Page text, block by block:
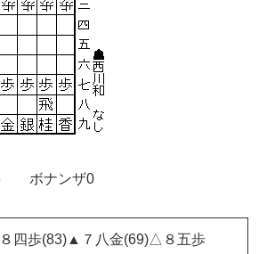
ボナンザ0
四歩(83)▲７八金(69)△８五歩